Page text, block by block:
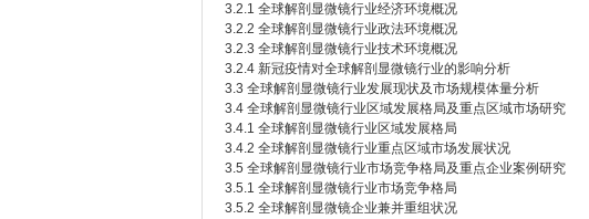
3.2.1 全球解剖显微镜行业经济环境概况
3.2.2 全球解剖显微镜行业政法环境概况
3.2.3 全球解剖显微镜行业技术环境概况
3.2.4 新冠疫情对全球解剖显微镜行业的影响分析
3.3 全球解剖显微镜行业发展现状及市场规模体量分析
3.4 全球解剖显微镜行业区域发展格局及重点区域市场研究
3.4.1 全球解剖显微镜行业区域发展格局
3.4.2 全球解剖显微镜行业重点区域市场发展状况
3.5 全球解剖显微镜行业市场竞争格局及重点企业案例研究
3.5.1 全球解剖显微镜行业市场竞争格局
3.5.2 全球解剖显微镜企业兼并重组状况